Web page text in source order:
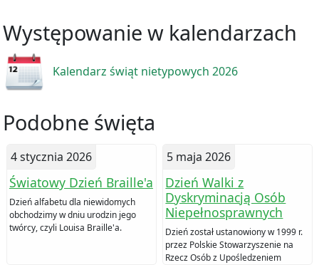
Występowanie w kalendarzach
Kalendarz świąt nietypowych 2026
Podobne święta
4 stycznia 2026
Światowy Dzień Braille'a
Dzień alfabetu dla niewidomych
obchodzimy w dniu urodzin jego
twórcy, czyli Louisa Braille'a.
5 maja 2026
Dzień Walki z
Dyskryminacją Osób
Niepełnosprawnych
Dzień został ustanowiony w 1999 r.
przez Polskie Stowarzyszenie na
Rzecz Osób z Upośledzeniem